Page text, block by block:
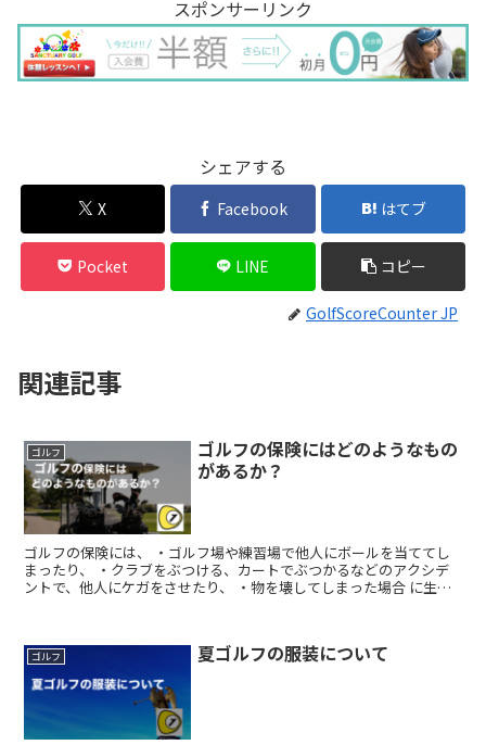
スポンサーリンク
シェアする
X Facebook はてブ
Pocket LINE コピー
GolfScoreCounter JP
関連記事
ゴルフ
ゴルフの保険にはどのようなもの
があるか？
ゴルフの保険には、 ・ゴルフ場や練習場で他人にボールを当ててし
まったり、 ・クラブをぶつける、カートでぶつかるなどのアクシデ
ントで、他人にケガをさせたり、 ・物を壊してしまった場合 に生じ
ゴルフ 夏ゴルフの服装について